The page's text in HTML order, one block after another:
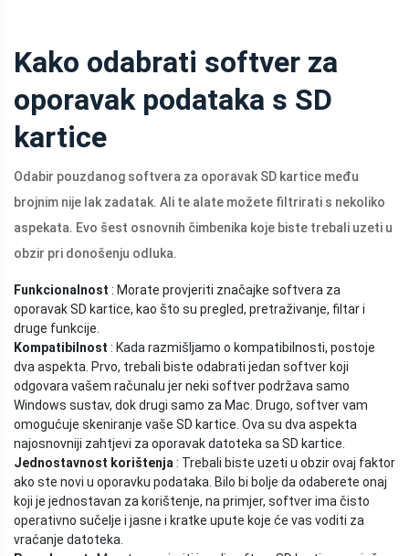
Kako odabrati softver za
oporavak podataka s SD
kartice
Odabir pouzdanog softvera za oporavak SD kartice među
brojnim nije lak zadatak. Ali te alate možete filtrirati s nekoliko
aspekata. Evo šest osnovnih čimbenika koje biste trebali uzeti u
obzir pri donošenju odluka.
Funkcionalnost : Morate provjeriti značajke softvera za
oporavak SD kartice, kao što su pregled, pretraživanje, filtar i
druge funkcije.
Kompatibilnost : Kada razmišljamo o kompatibilnosti, postoje
dva aspekta. Prvo, trebali biste odabrati jedan softver koji
odgovara vašem računalu jer neki softver podržava samo
Windows sustav, dok drugi samo za Mac. Drugo, softver vam
omogućuje skeniranje vaše SD kartice. Ova su dva aspekta
najosnovniji zahtjevi za oporavak datoteka sa SD kartice.
Jednostavnost korištenja : Trebali biste uzeti u obzir ovaj faktor
ako ste novi u oporavku podataka. Bilo bi bolje da odaberete onaj
koji je jednostavan za korištenje, na primjer, softver ima čisto
operativno sučelje i jasne i kratke upute koje će vas voditi za
vraćanje datoteka.